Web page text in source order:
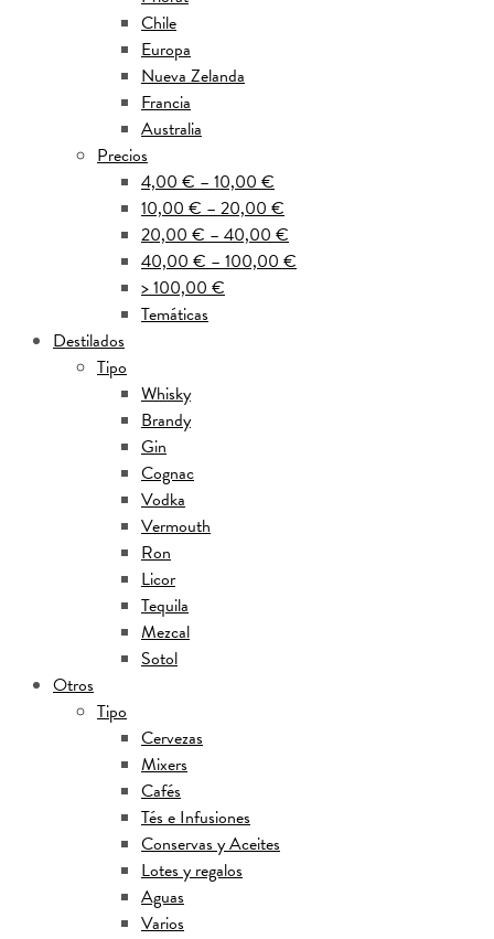
Chile
Europa
Nueva Zelanda
Francia
Australia
Precios
4,00 € – 10,00 €
10,00 € – 20,00 €
20,00 € – 40,00 €
40,00 € – 100,00 €
> 100,00 €
Temáticas
Destilados
Tipo
Whisky
Brandy
Gin
Cognac
Vodka
Vermouth
Ron
Licor
Tequila
Mezcal
Sotol
Otros
Tipo
Cervezas
Mixers
Cafés
Tés e Infusiones
Conservas y Aceites
Lotes y regalos
Aguas
Varios